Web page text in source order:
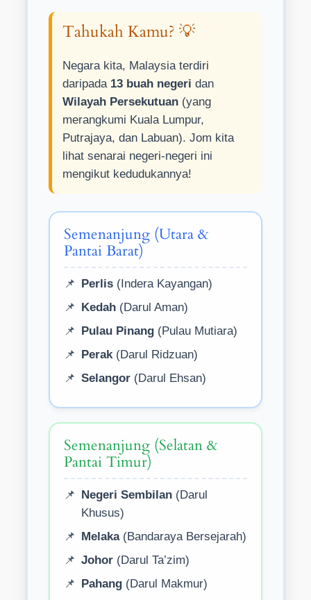
Tahukah Kamu? 💡
Negara kita, Malaysia terdiri
daripada 13 buah negeri dan
Wilayah Persekutuan(yang
merangkumi Kuala Lumpur,
Putrajaya, dan Labuan). Jom kita
lihat senarai negeri-negeri ini
mengikut kedudukannya!
Semenanjung (Utara &
Pantai Barat)
Perlis(Indera Kayangan)
Kedah(Darul Aman)
Pulau Pinang(Pulau Mutiara)
Perak(Darul Ridzuan)
Selangor(Darul Ehsan)
Semenanjung (Selatan &
Pantai Timur)
Negeri Sembilan(Darul
Khusus)
Melaka(Bandaraya Bersejarah)
Johor(Darul Ta’zim)
Pahang(Darul Makmur)